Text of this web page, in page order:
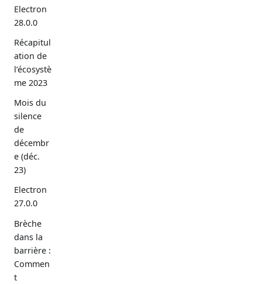
Electron
28.0.0
Récapitul
ation de
l’écosystè
me 2023
Mois du
silence
de
décembr
e (déc.
23)
Electron
27.0.0
Brèche
dans la
barrière :
Commen
t